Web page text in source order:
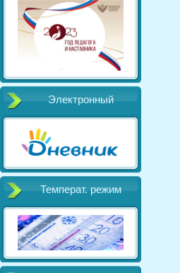
Электронный
Температ. режим